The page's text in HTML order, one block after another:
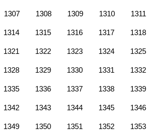
1307 1308 1309 1310 1311
1314 1315 1316 1317 1318
1321 1322 1323 1324 1325
1328 1329 1330 1331 1332
1335 1336 1337 1338 1339
1342 1343 1344 1345 1346
1349 1350 1351 1352 1353